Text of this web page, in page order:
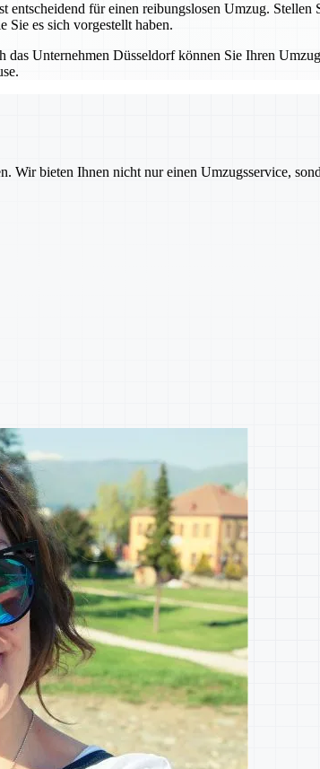
für einen reibungslosen Umzug.
Sie es sich vorgestellt haben.
Unternehmen Düsseldorf können Sie Ihren
Wir bieten Ihnen nicht nur einen Umzugsservice,